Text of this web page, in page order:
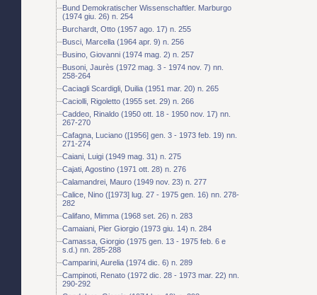
Bund Demokratischer Wissenschaftler. Marburgo
(1974 giu. 26) n. 254
Burchardt, Otto (1957 ago. 17) n. 255
Busci, Marcella (1964 apr. 9) n. 256
Busino, Giovanni (1974 mag. 2) n. 257
Busoni, Jaurès (1972 mag. 3 - 1974 nov. 7) nn.
258-264
Caciagli Scardigli, Duilia (1951 mar. 20) n. 265
Caciolli, Rigoletto (1955 set. 29) n. 266
Caddeo, Rinaldo (1950 ott. 18 - 1950 nov. 17) nn.
267-270
Cafagna, Luciano ([1956] gen. 3 - 1973 feb. 19) nn.
271-274
Caiani, Luigi (1949 mag. 31) n. 275
Cajati, Agostino (1971 ott. 28) n. 276
Calamandrei, Mauro (1949 nov. 23) n. 277
Calice, Nino ([1973] lug. 27 - 1975 gen. 16) nn. 278-
282
Califano, Mimma (1968 set. 26) n. 283
Camaiani, Pier Giorgio (1973 giu. 14) n. 284
Camassa, Giorgio (1975 gen. 13 - 1975 feb. 6 e
s.d.) nn. 285-288
Camparini, Aurelia (1974 dic. 6) n. 289
Campinoti, Renato (1972 dic. 28 - 1973 mar. 22) nn.
290-292